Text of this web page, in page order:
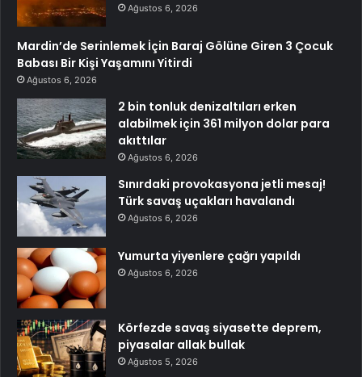
Ağustos 6, 2026
Mardin’de Serinlemek İçin Baraj Gölüne Giren 3 Çocuk
Babası Bir Kişi Yaşamını Yitirdi
Ağustos 6, 2026
2 bin tonluk denizaltıları erken
alabilmek için 361 milyon dolar para
akıttılar
Ağustos 6, 2026
Sınırdaki provokasyona jetli mesaj!
Türk savaş uçakları havalandı
Ağustos 6, 2026
Yumurta yiyenlere çağrı yapıldı
Ağustos 6, 2026
Körfezde savaş siyasette deprem,
piyasalar allak bullak
Ağustos 5, 2026